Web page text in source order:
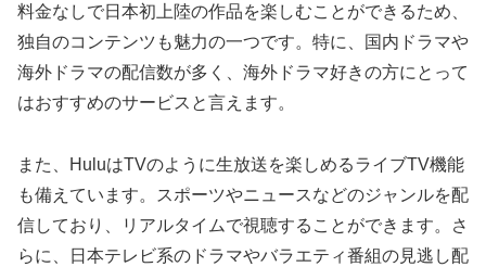
料金なしで日本初上陸の作品を楽しむことができるため、
独自のコンテンツも魅力の一つです。特に、国内ドラマや
海外ドラマの配信数が多く、海外ドラマ好きの方にとって
はおすすめのサービスと言えます。
また、HuluはTVのように生放送を楽しめるライブTV機能
も備えています。スポーツやニュースなどのジャンルを配
信しており、リアルタイムで視聴することができます。さ
らに、日本テレビ系のドラマやバラエティ番組の見逃し配